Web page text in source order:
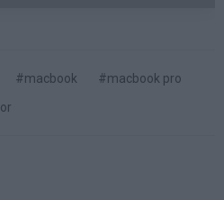
#macbook
#macbook pro